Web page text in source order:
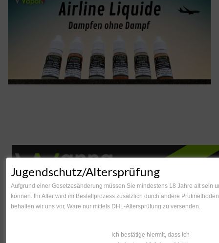
Jugendschutz/Altersprüfung
Aufgrund einer Gesetzesänderung müssen Sie mindestens 18 Jahre alt sein
können. Ihr Alter wird im Bestellprozess zusätzlich durch andere
behalten wir uns vor, Ware nur mittels DHL-Altersprüfung zu versenden.
Ich bestätige hiermit, dass ich